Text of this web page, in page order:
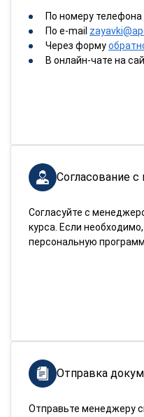
По номеру телефона
По e-mail
Через форму
В онлайн-чате на
Согласование
Согласуйте с
курса. Если
персональную
Отправка
Отправьте менеджеру